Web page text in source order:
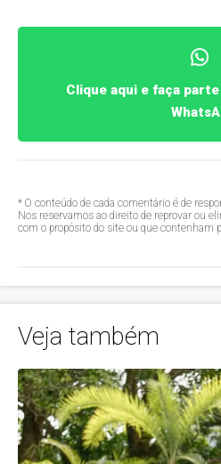
Clique aqui e faça
* O conteúdo de cada comentário é de
Nos reservamos ao direito de reprovar ou
com o propósito do site ou que contenham
Veja também